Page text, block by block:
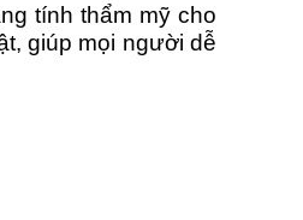
tính thẩm mỹ cho
giúp mọi người dễ